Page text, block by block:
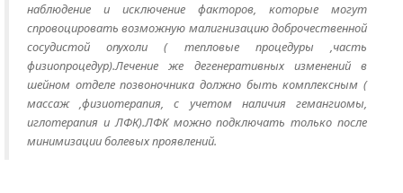
наблюдение и исключение факторов, которые могут
спровоцировать возможную малигнизацию доброчественной
сосудистой опухоли ( тепловые процедуры ,часть
физиопроцедур).Лечение же дегенеративных изменений в
шейном отделе позвоночника должно быть комплексным (
массаж ,физиотерапия, с учетом наличия гемангиомы,
иглотерапия и ЛФК).ЛФК можно подключать только после
минимизации болевых проявлений.